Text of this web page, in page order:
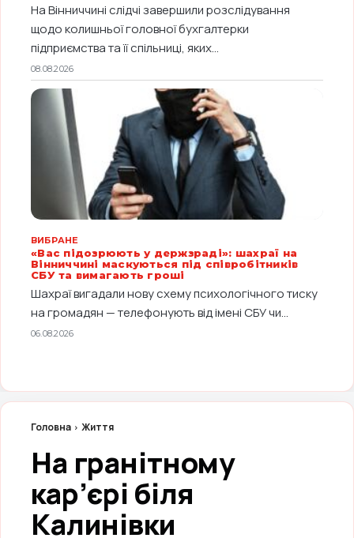
На Вінниччині слідчі завершили розслідування
щодо колишньої головної бухгалтерки
підприємства та її спільниці, яких...
08.08.2026
ВИБРАНЕ
«Вас підозрюють у держзраді»: шахраї на
Вінниччині маскуються під співробітників
СБУ та вимагають гроші
Шахраї вигадали нову схему психологічного тиску
на громадян — телефонують від імені СБУ чи...
06.08.2026